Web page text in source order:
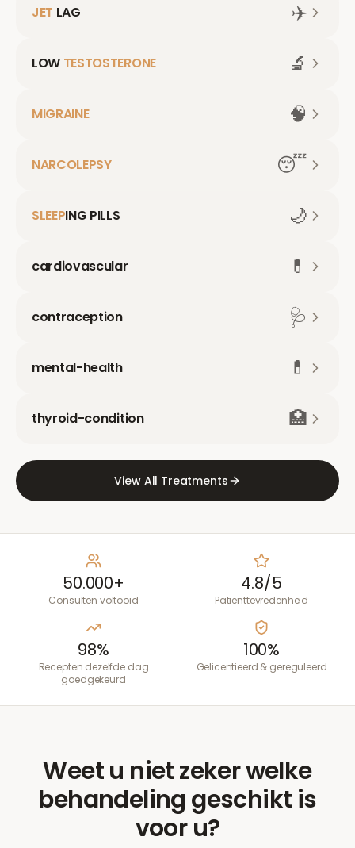
JET LAG ✈️
LOW TESTOSTERONE 🔬
MIGRAINE 🧠
NARCOLEPSY 😴
SLEEPING PILLS 🌙
cardiovascular 💊
contraception 🩺
mental-health 💊
thyroid-condition 🏥
View All Treatments
50.000+
Consulten voltooid
4.8/5
Patiënttevredenheid
98%
Recepten dezelfde dag
goedgekeurd
100%
Gelicentieerd & gereguleerd
Weet u niet zeker welke
behandeling geschikt is
voor u?